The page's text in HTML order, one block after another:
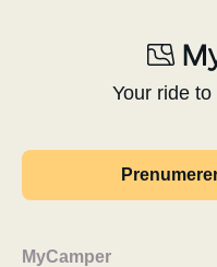
Your ride
MyCamper